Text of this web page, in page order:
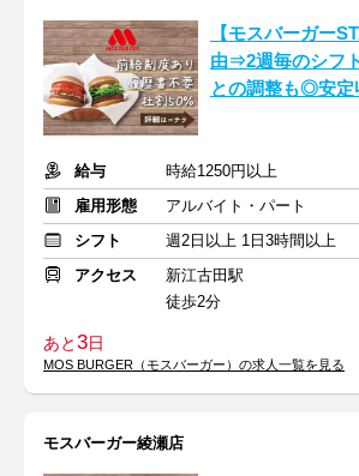
【モスバーガー
由⇒2週毎のシフ
との調整も◎安
給与
時給1250円以上
雇用形態
アルバイト・パート
シフト
週2日以上 1日3時間以上
アクセス
新江古田駅
徒歩2分
あと3日
MOS BURGER（モスバーガー）の求人一覧を見る
モスバーガー綾瀬店